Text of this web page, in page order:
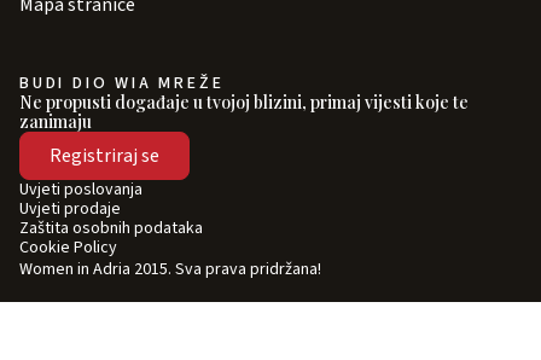
Mapa stranice
BUDI DIO WIA MREŽE
Ne propusti događaje u tvojoj blizini, primaj vijesti koje te
zanimaju
Registriraj se
Women in Adria 2015. Sva prava pridržana!
Uvjeti poslovanja
Uvjeti prodaje
Zaštita osobnih podataka
Cookie Policy